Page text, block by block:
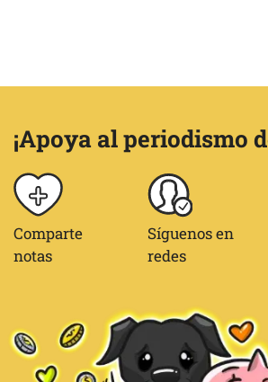
¡Apoya al periodismo
Comparte
notas
Síguenos en
redes